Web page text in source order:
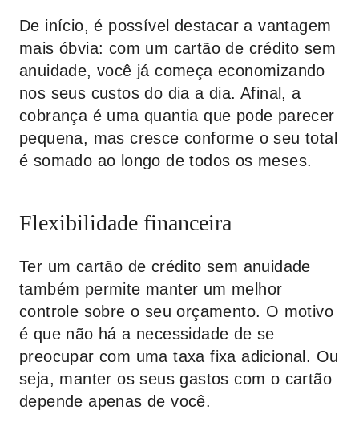
De início, é possível destacar a vantagem
mais óbvia: com um cartão de crédito sem
anuidade, você já começa economizando
nos seus custos do dia a dia. Afinal, a
cobrança é uma quantia que pode parecer
pequena, mas cresce conforme o seu total
é somado ao longo de todos os meses.
Flexibilidade financeira
Ter um cartão de crédito sem anuidade
também permite manter um melhor
controle sobre o seu orçamento. O motivo
é que não há a necessidade de se
preocupar com uma taxa fixa adicional. Ou
seja, manter os seus gastos com o cartão
depende apenas de você.